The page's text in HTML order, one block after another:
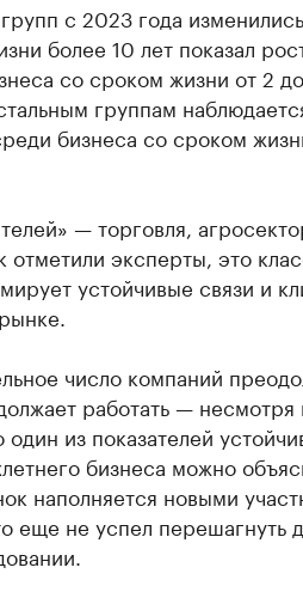
с 2023 года
более 10 лет показал
со сроком жизни от 2
группам
бизнеса со сроком
— торговля,
отметили эксперты, это
устойчивые связи и
число компаний
работать —
из показателей
бизнеса можно
наполняется новыми
еще не успел перешагнуть